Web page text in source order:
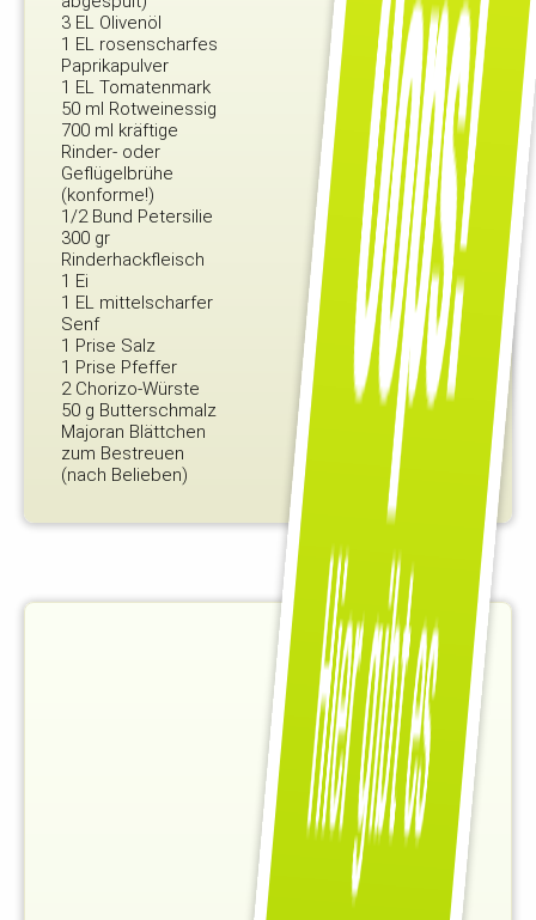
3 EL Olivenöl
1 EL rosenscharfes
Paprikapulver
1 EL Tomatenmark
50 ml Rotweinessig
700 ml kräftige
Rinder- oder
Geflügelbrühe
(konforme!)
1/2 Bund Petersilie
300 gr
Rinderhackfleisch
1 Ei
1 EL mittelscharfer
Senf
1 Prise Salz
1 Prise Pfeffer
2 Chorizo-Würste
50 g Butterschmalz
Majoran Blättchen
zum Bestreuen
(nach Belieben)